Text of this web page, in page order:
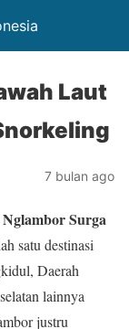
Laut
7 bulan ago
Surga
satu destinasi
Daerah
lainnya
justru